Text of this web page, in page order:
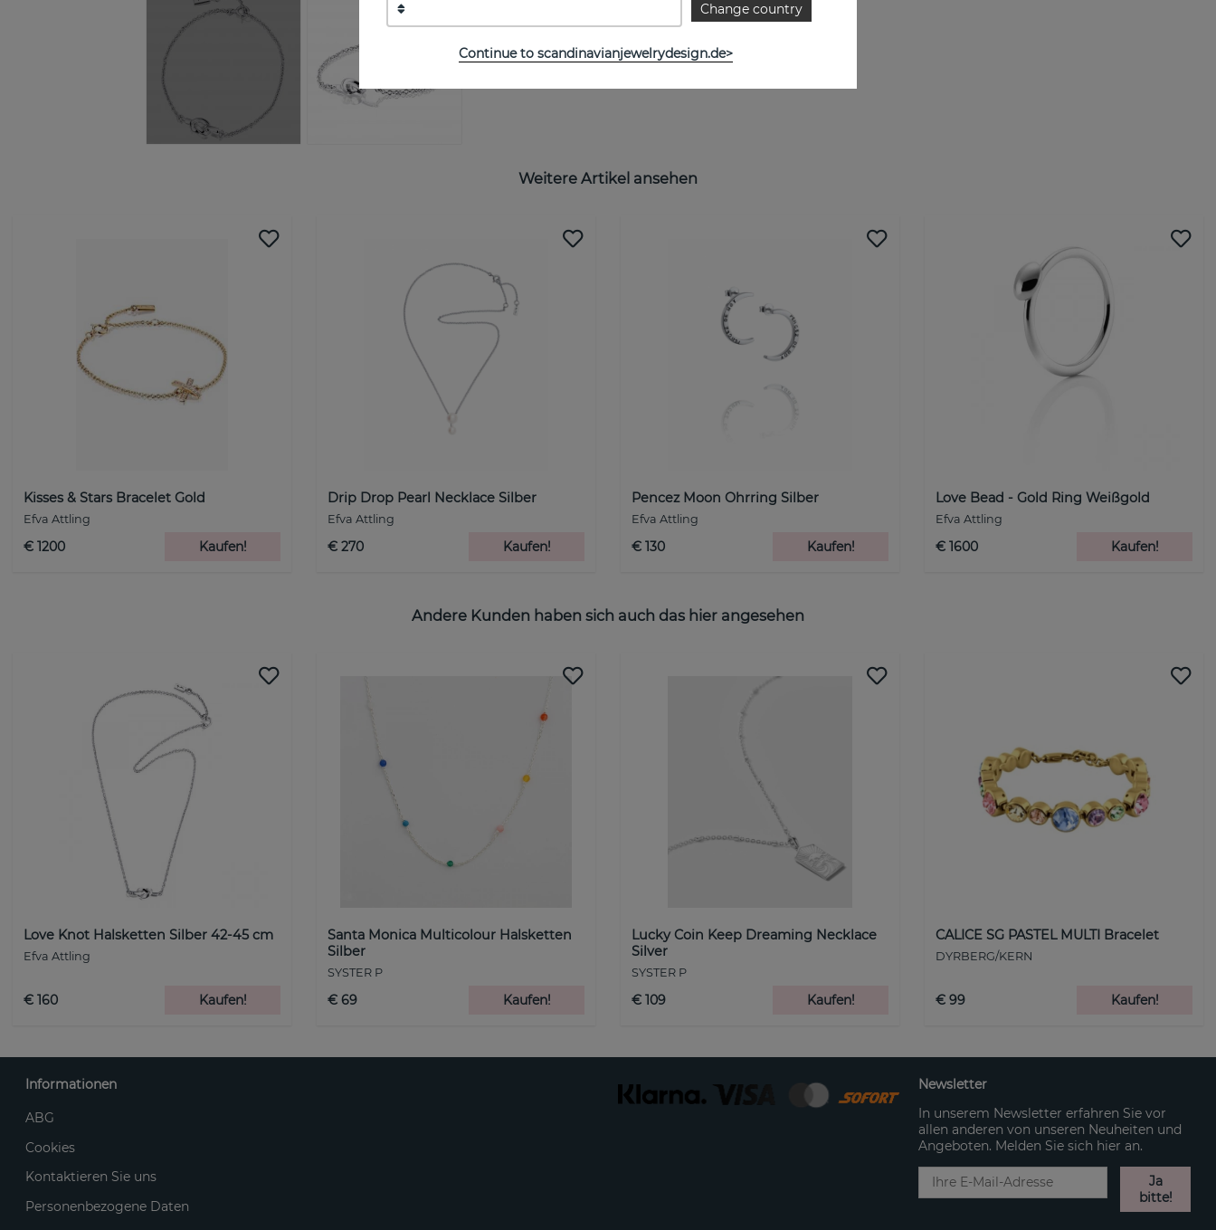
Weitere Artikel ansehen
Kisses & Stars Bracelet Gold
Efva Attling
€ 1200 Kaufen!
Drip Drop Pearl Necklace Silber
Efva Attling
€ 270 Kaufen!
Pencez Moon Ohrring Silber
Efva Attling
€ 130 Kaufen!
Love Bead - Gold Ring Weißgold
Efva Attling
€ 1600 Kaufen!
Andere Kunden haben sich auch das hier angesehen
Love Knot Halsketten Silber 42-45 cm
Efva Attling
€ 160 Kaufen!
Santa Monica Multicolour Halsketten
Silber
SYSTER P
€ 69 Kaufen!
Lucky Coin Keep Dreaming Necklace
Silver
SYSTER P
€ 109 Kaufen!
CALICE SG PASTEL MULTI Bracelet
DYRBERG/KERN
€ 99 Kaufen!
Change country
Continue to scandinavianjewelrydesign.de>
Informationen
ABG
Cookies
Kontaktieren Sie uns
Personenbezogene Daten
Newsletter
In unserem Newsletter erfahren Sie vor
allen anderen von unseren Neuheiten und
Angeboten. Melden Sie sich hier an.
Ja
bitte!